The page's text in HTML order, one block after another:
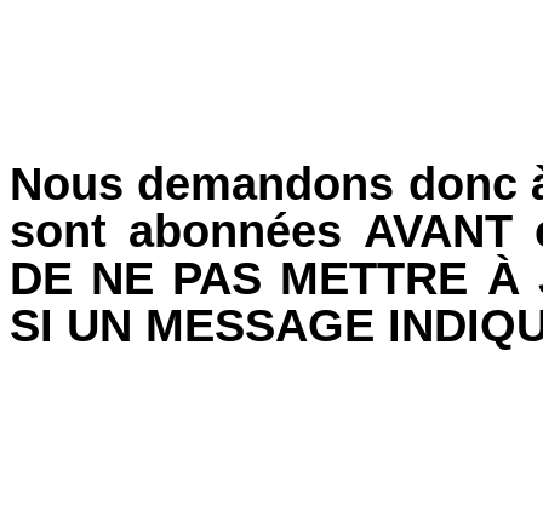
Nous demandons donc
sont abonnées
DE NE PAS METTRE À
SI UN MESSAGE